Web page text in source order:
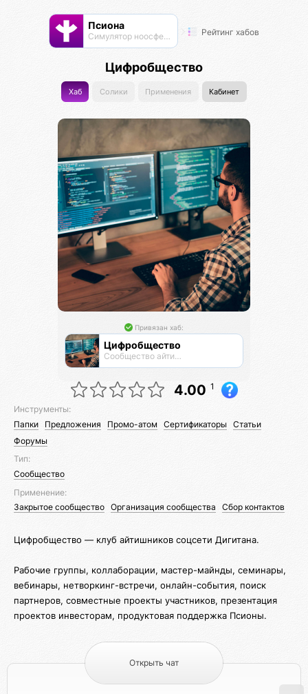
Псиона
Cимулятор ноосферы Рейтинг хабов
Цифробщество
Хаб Солики Применения Кабинет
Привязан хаб:
Цифробщество
Сообщество айтишников
4.00 1
Инструменты:
Папки
Предложения Промо-атом Сертификаторы Статьи
Форумы
Тип:
Сообщество
Применение:
Закрытое сообщество Организация сообщества Сбор контактов
Цифробщество — клуб айтишников соцсети Дигитана.
Рабочие группы, коллаборации, мастер-майнды, семинары,
вебинары, нетворкинг-встречи, онлайн-события, поиск
партнеров, совместные проекты участников, презентация
проектов инвесторам, продуктовая поддержка Псионы.
Открыть чат